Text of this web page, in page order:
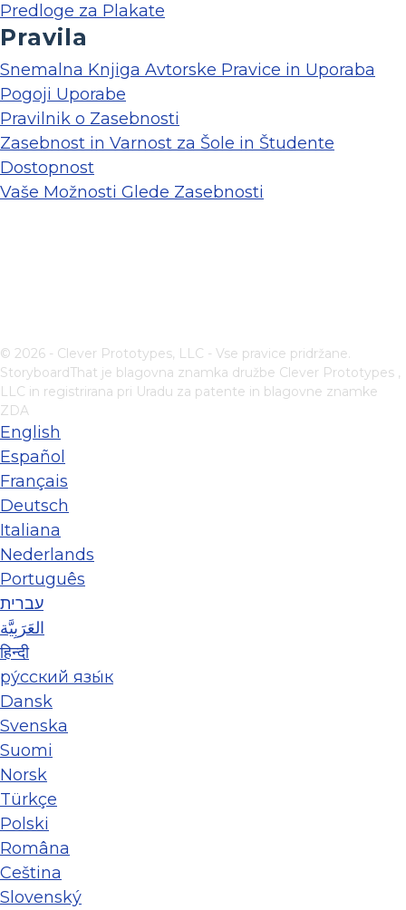
Predloge za Plakate
Pravila
Snemalna Knjiga Avtorske Pravice in Uporaba
Pogoji Uporabe
Pravilnik o Zasebnosti
Zasebnost in Varnost za Šole in Študente
Dostopnost
Vaše Možnosti Glede Zasebnosti
© 2026 - Clever Prototypes, LLC - Vse pravice pridržane.
StoryboardThat je blagovna znamka družbe Clever Prototypes ,
LLC in registrirana pri Uradu za patente in blagovne znamke
ZDA
English
Español
Français
Deutsch
Italiana
Nederlands
Português
עברית
العَرَبِيَّة
हिन्दी
ру́сский язы́к
Dansk
Svenska
Suomi
Norsk
Türkçe
Polski
Româna
Ceština
Slovenský